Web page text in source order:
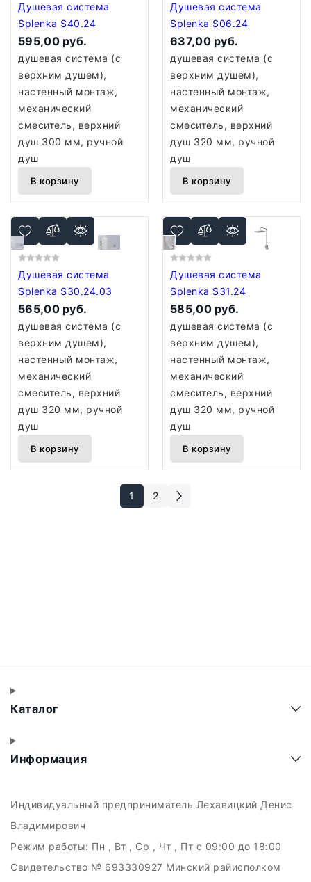
Душевая система
Splenka S40.24
595,00 руб.
душевая система (с
верхним душем),
настенный монтаж,
механический
смеситель, верхний
душ 300 мм, ручной
душ
В корзину
Душевая система
Splenka S06.24
637,00 руб.
душевая система (с
верхним душем),
настенный монтаж,
механический
смеситель, верхний
душ 320 мм, ручной
душ
В корзину
Душевая система
Splenka S30.24.03
565,00 руб.
душевая система (с
верхним душем),
настенный монтаж,
механический
смеситель, верхний
душ 320 мм, ручной
душ
В корзину
Душевая система
Splenka S31.24
585,00 руб.
душевая система (с
верхним душем),
настенный монтаж,
механический
смеситель, верхний
душ 320 мм, ручной
душ
В корзину
1 2
Каталог
Информация
Индивидуальный предприниматель Лехавицкий Денис
Владимирович
Режим работы: Пн , Вт , Ср , Чт , Пт c 09:00 до 18:00
Свидетельство № 693330927 Минский райисполком